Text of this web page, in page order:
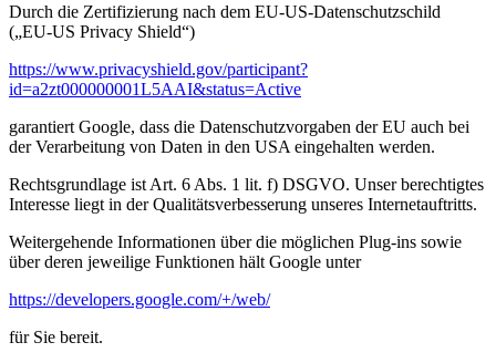
Durch die Zertifizierung nach dem EU-US-Datenschutzschild
(„EU-US Privacy Shield“)
https://www.privacyshield.gov/participant?
id=a2zt000000001L5AAI&status=Active
garantiert Google, dass die Datenschutzvorgaben der EU auch bei
der Verarbeitung von Daten in den USA eingehalten werden.
Rechtsgrundlage ist Art. 6 Abs. 1 lit. f) DSGVO. Unser berechtigtes
Interesse liegt in der Qualitätsverbesserung unseres Internetauftritts.
Weitergehende Informationen über die möglichen Plug-ins sowie
über deren jeweilige Funktionen hält Google unter
https://developers.google.com/+/web/
für Sie bereit.